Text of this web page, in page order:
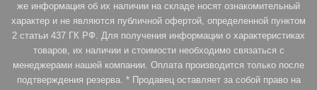
же информация об их наличии на складе носят ознакомительный
характер и не являются публичной офертой, определенной пунктом
2 статьи 437 ГК РФ. Для получения информации о характеристиках
товаров, их наличии и стоимости необходимо связаться с
менеджерами нашей компании. Оплата производится только после
подтверждения резерва. * Продавец оставляет за собой право на